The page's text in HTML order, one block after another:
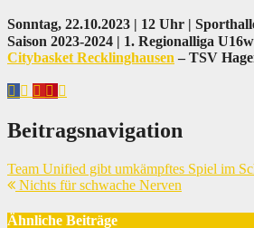
Sonntag, 22.10.2023 | 12 Uhr |
Saison 2023-2024 | 1. Regionalliga
Citybasket Recklinghausen– TSV
Beitragsnavigation
Team Unified gibt umkämpftes Spiel im
Nichts für schwache Nerven
Ähnliche Beiträge